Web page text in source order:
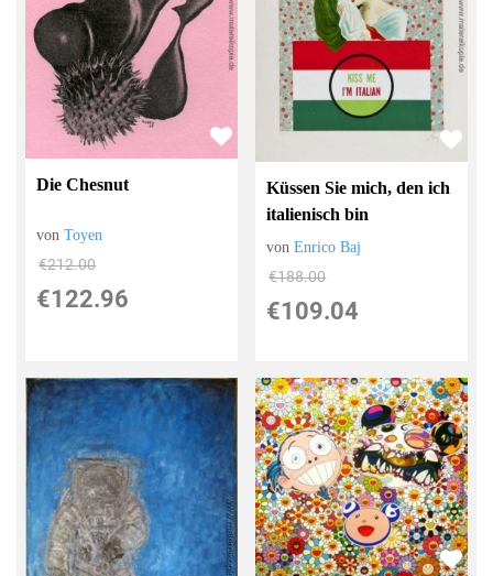
Die Chesnut
vonToyen
€212.00
€122.96
Küssen Sie mich, den ich
italienisch bin
vonEnrico Baj
€188.00
€109.04